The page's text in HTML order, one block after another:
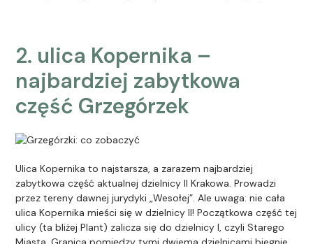
2. ulica Kopernika –
najbardziej zabytkowa
część Grzegórzek
Ulica Kopernika to najstarsza, a zarazem najbardziej
zabytkowa część aktualnej dzielnicy II Krakowa. Prowadzi
przez tereny dawnej jurydyki „Wesołej”. Ale uwaga: nie cała
ulica Kopernika mieści się w dzielnicy II! Początkowa część tej
ulicy (ta bliżej Plant) zalicza się do dzielnicy I, czyli Starego